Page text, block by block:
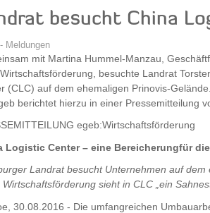
besucht China
Meldungen
mit Martina Hummel-Manzau,
besuchte Landrat
(CLC) auf dem ehemaligen Prinovis-Gelände.
berichtet hierzu in einer Pressemitteilung
egeb:Wirtschaftsförderung
Logistic Center – eine Bereicherungfür
Landrat besucht Unternehmen auf
Wirtschaftsförderung sieht in CLC „ein
30.08.2016 - Die umfangreichen